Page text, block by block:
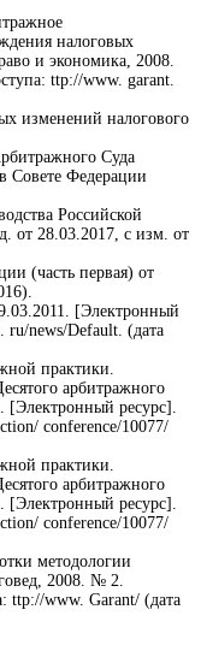
налоговых
и экономика, 2008.
ttp://www. garant.
изменений налогового
Суда
Совете Федерации
Российской
от 28.03.2017, с изм. от
(часть первая) от
[Электронный
news/Default. (дата
практики.
арбитражного
[Электронный ресурс].
conference/10077/
практики.
арбитражного
[Электронный ресурс].
conference/10077/
методологии
2008. № 2.
ttp://www. Garant/ (дата